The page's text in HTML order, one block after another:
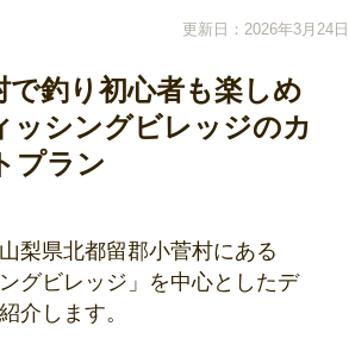
更新日：2026年3月24日
で釣り初心者も楽しめ
ッシングビレッジのカ
プラン
梨県北都留郡小菅村にある
グビレッジ」を中心としたデ
介します。